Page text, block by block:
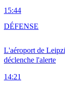
15:44
L'aéroport de
déclenche l'alerte
14:21
DÉFENSE